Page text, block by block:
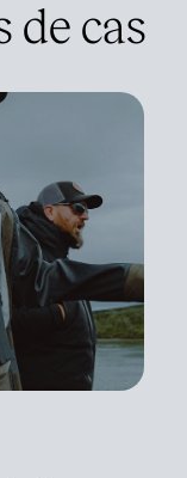
de cas